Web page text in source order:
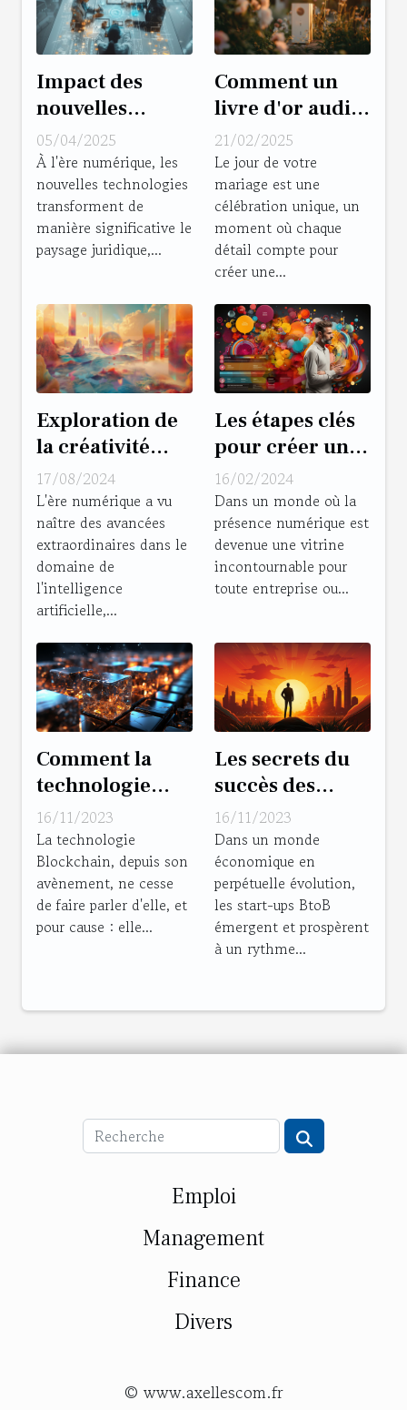
Impact des
nouvelles
technologies
sur le droit des
contrats et la
protection du
consommateur
05/04/2025
À l'ère numérique, les
nouvelles technologies
transforment de
manière significative le
paysage juridique,...
Comment un
livre d'or audio
peut
transformer
l'ambiance de
votre mariage
21/02/2025
Le jour de votre
mariage est une
célébration unique, un
moment où chaque
détail compte pour
créer une...
Exploration de
la créativité
avec les
générateurs
d'images basés
sur l'IA
17/08/2024
L'ère numérique a vu
naître des avancées
extraordinaires dans le
domaine de
l'intelligence
artificielle,...
Les étapes clés
pour créer un
site internet
attractif et
efficace
16/02/2024
Dans un monde où la
présence numérique est
devenue une vitrine
incontournable pour
toute entreprise ou...
Comment la
technologie
Blockchain
révolutionne le
B2B
16/11/2023
La technologie
Blockchain, depuis son
avènement, ne cesse
de faire parler d'elle, et
pour cause : elle...
Les secrets du
succès des
start-ups BtoB
16/11/2023
Dans un monde
économique en
perpétuelle évolution,
les start-ups BtoB
émergent et prospèrent
à un rythme...
Emploi
Management
Finance
Divers
© www.axellescom.fr